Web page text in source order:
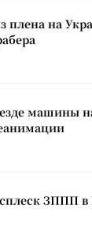
плена на
машины
ЗППП в